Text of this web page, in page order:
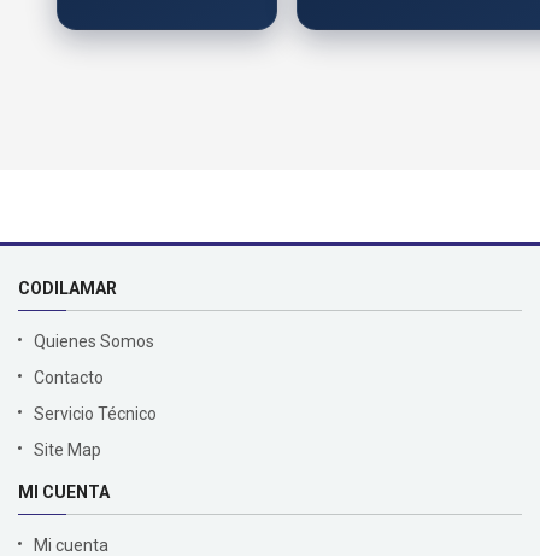
CODILAMAR
Quienes Somos
Contacto
Servicio Técnico
Site Map
MI CUENTA
Mi cuenta